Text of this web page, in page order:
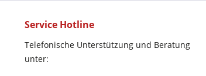
Service Hotline
Telefonische Unterstützung und Beratung
unter: